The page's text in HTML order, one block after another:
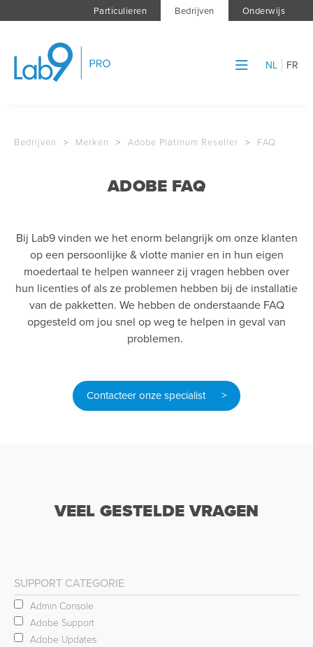
Particulieren Bedrijven Onderwijs
NL FR
Bedrijven > Merken > Adobe Platinum Reseller > FAQ
ADOBE FAQ
Bij Lab9 vinden we het enorm belangrijk om onze klanten
op een persoonlijke & vlotte manier en in hun eigen
moedertaal te helpen wanneer zij vragen hebben over
hun licenties of als ze problemen hebben bij de installatie
van de pakketten. We hebben de onderstaande FAQ
opgesteld om jou snel op weg te helpen in geval van
problemen.
Contacteer onze specialist >
VEEL GESTELDE VRAGEN
SUPPORT CATEGORIE
Admin Console
Adobe Support
Adobe Updates